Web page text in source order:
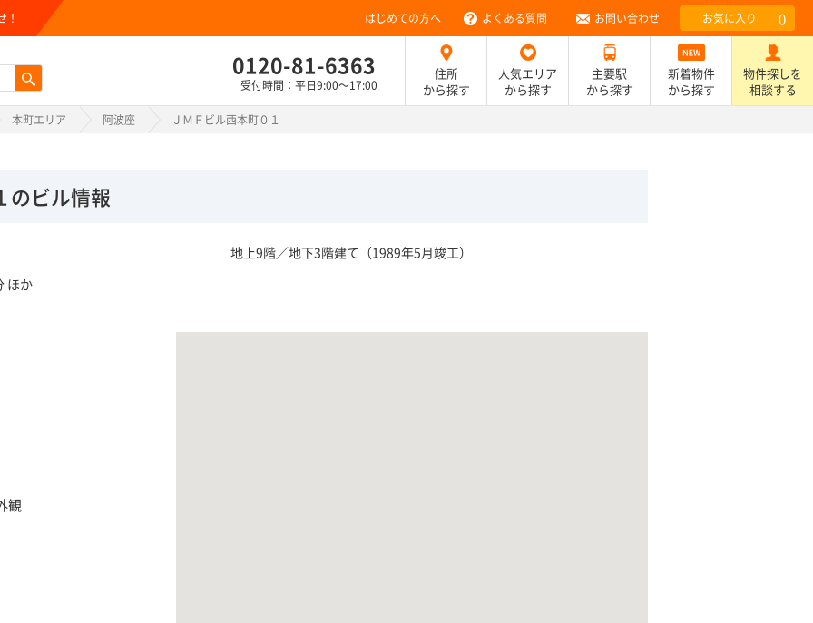
！ はじめての方へ よくある質問 お問い合わせ お気に入り 0
0120-81-6363
受付時間：平日9:00～17:00
住所
から探す
人気エリア
から探す
主要駅
から探す
新着物件
から探す
物件探しを
相談する
本町エリア 阿波座 ＪＭＦビル西本町０１
のビル情報
ほか
地上9階／地下3階建て（1989年5月竣工）